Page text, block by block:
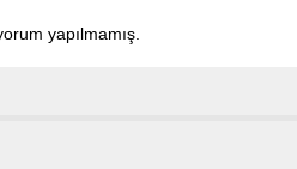
yapılmamış.